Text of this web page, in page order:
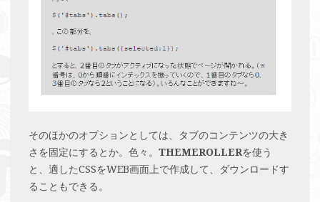
そのほかのオプションとしては、タブのコンテンツの大き
さを固定にするとか。色々。 THEMEROLLERを使う
と、適したCSSをWEB画面上で作成して、ダウンロードす
ることもできる。